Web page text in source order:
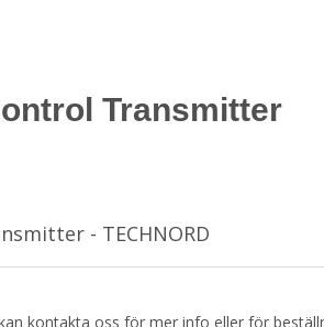
Transmitter
- TECHNORD
kontakta oss för mer info eller för